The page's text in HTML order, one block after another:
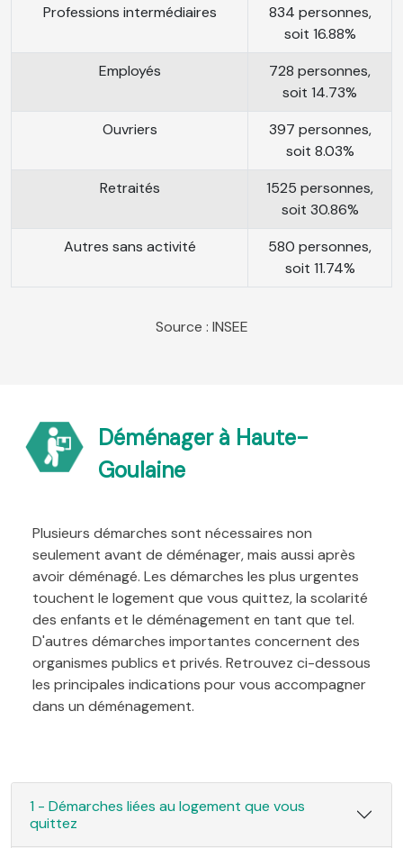
Professions intermédiaires
834 personnes,
soit 16.88%
Employés
728 personnes,
soit 14.73%
Ouvriers
397 personnes,
soit 8.03%
Retraités
1525 personnes,
soit 30.86%
Autres sans activité
580 personnes,
soit 11.74%
Source : INSEE
Déménager à Haute-
Goulaine
Plusieurs démarches sont nécessaires non
seulement avant de déménager, mais aussi après
avoir déménagé. Les démarches les plus urgentes
touchent le logement que vous quittez, la scolarité
des enfants et le déménagement en tant que tel.
D'autres démarches importantes concernent des
organismes publics et privés. Retrouvez ci-dessous
les principales indications pour vous accompagner
dans un déménagement.
1 - Démarches liées au logement que vous
quittez